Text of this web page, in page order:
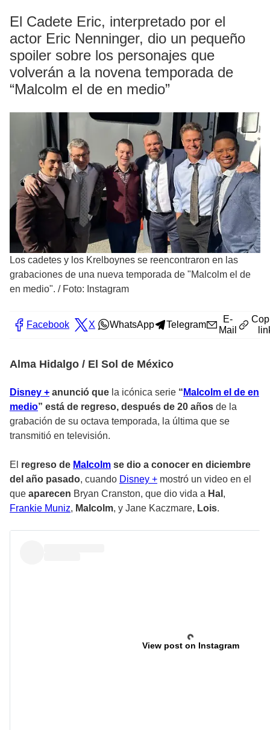
El Cadete Eric, interpretado por el
actor Eric Nenninger, dio un pequeño
spoiler sobre los personajes que
volverán a la novena temporada de
“Malcolm el de en medio”
Los cadetes y los Krelboynes se reencontraron en las
grabaciones de una nueva temporada de "Malcolm el de
en medio". / Foto: Instagram
Facebook X WhatsApp Telegram
E-
Mail
Alma Hidalgo / El Sol de México
Disney + anunció que la icónica serie “ Malcolm el de en
medio” está de regreso, después de 20 años de la
grabación de su octava temporada, la última que se
transmitió en televisión.
El regreso de Malcolm se dio a conocer en diciembre
del año pasado, cuando Disney + mostró un video en el
que aparecen Bryan Cranston, que dio vida a Hal ,
Frankie Muniz, Malcolm, y Jane Kaczmare, Lois.
View post on Instagram